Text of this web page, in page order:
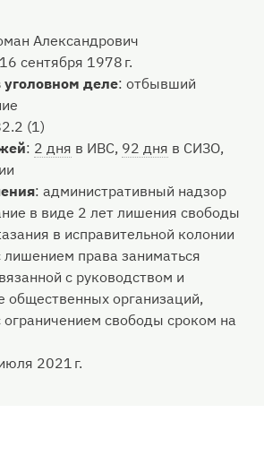
Александрович
16 сентября 1978 г.
уголовном деле: отбывший
(1)
: 2 дня в ИВС, 92 дня в СИЗО,
: административный надзор
в виде 2 лет лишения свободы
в исправительной колонии
права заниматься
с руководством и
общественных организаций,
ограничением свободы сроком на
2021 г.